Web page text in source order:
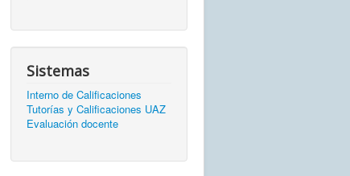
Sistemas
Interno de Calificaciones
Tutorías y Calificaciones UAZ
Evaluación docente